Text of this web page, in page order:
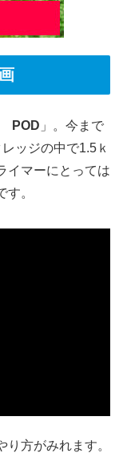
POD 」。今まで
ッジの中で1.5ｋ
イマーにとっては
。
方がみれます。